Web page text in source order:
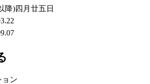
降)四月廿五日
ョン